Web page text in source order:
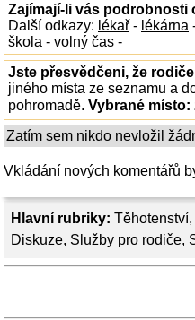
Hlavní rubriky: Těhotenství,
Diskuze, Služby pro rodiče,
Zajímají-li vás podrobnosti
Další odkazy: lékař - lékárna
škola - volný čas -
Jste přesvědčeni, že
jiného místa ze seznamu a
pohromadě. Vybrané místo:
Zatím sem nikdo nevložil
Vkládání nových komentářů